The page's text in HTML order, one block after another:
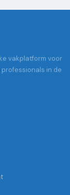
vakplatform voor
in de